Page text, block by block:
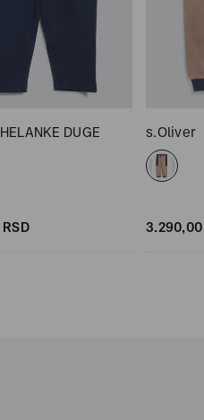
HELANKE DUGE
RSD
s.Oliver
3.290,00